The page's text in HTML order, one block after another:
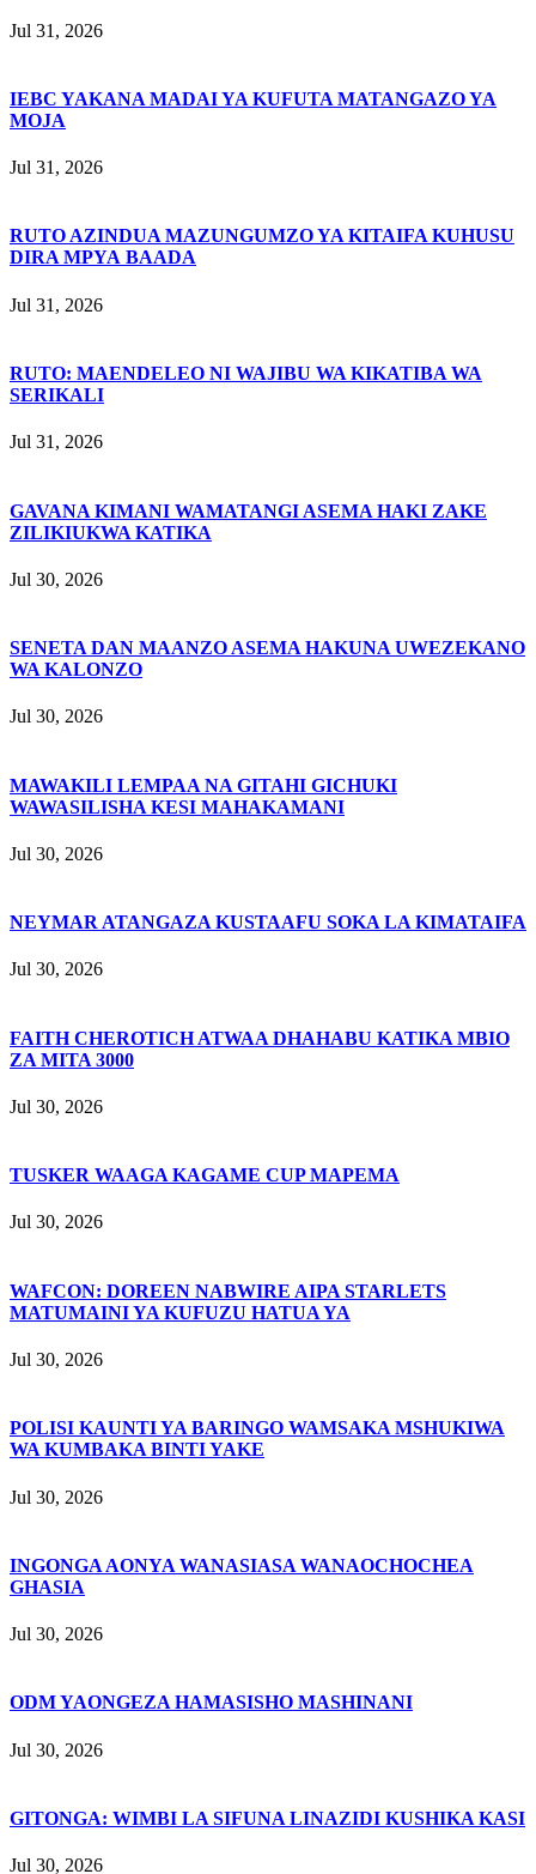
Jul 31, 2026
IEBC YAKANA MADAI YA KUFUTA MATANGAZO YA
MOJA
Jul 31, 2026
RUTO AZINDUA MAZUNGUMZO YA KITAIFA KUHUSU
DIRA MPYA BAADA
Jul 31, 2026
RUTO: MAENDELEO NI WAJIBU WA KIKATIBA WA
SERIKALI
Jul 31, 2026
GAVANA KIMANI WAMATANGI ASEMA HAKI ZAKE
ZILIKIUKWA KATIKA
Jul 30, 2026
SENETA DAN MAANZO ASEMA HAKUNA UWEZEKANO
WA KALONZO
Jul 30, 2026
MAWAKILI LEMPAA NA GITAHI GICHUKI
WAWASILISHA KESI MAHAKAMANI
Jul 30, 2026
NEYMAR ATANGAZA KUSTAAFU SOKA LA KIMATAIFA
Jul 30, 2026
FAITH CHEROTICH ATWAA DHAHABU KATIKA MBIO
ZA MITA 3000
Jul 30, 2026
TUSKER WAAGA KAGAME CUP MAPEMA
Jul 30, 2026
WAFCON: DOREEN NABWIRE AIPA STARLETS
MATUMAINI YA KUFUZU HATUA YA
Jul 30, 2026
POLISI KAUNTI YA BARINGO WAMSAKA MSHUKIWA
WA KUMBAKA BINTI YAKE
Jul 30, 2026
INGONGA AONYA WANASIASA WANAOCHOCHEA
GHASIA
Jul 30, 2026
ODM YAONGEZA HAMASISHO MASHINANI
Jul 30, 2026
GITONGA: WIMBI LA SIFUNA LINAZIDI KUSHIKA KASI
Jul 30, 2026